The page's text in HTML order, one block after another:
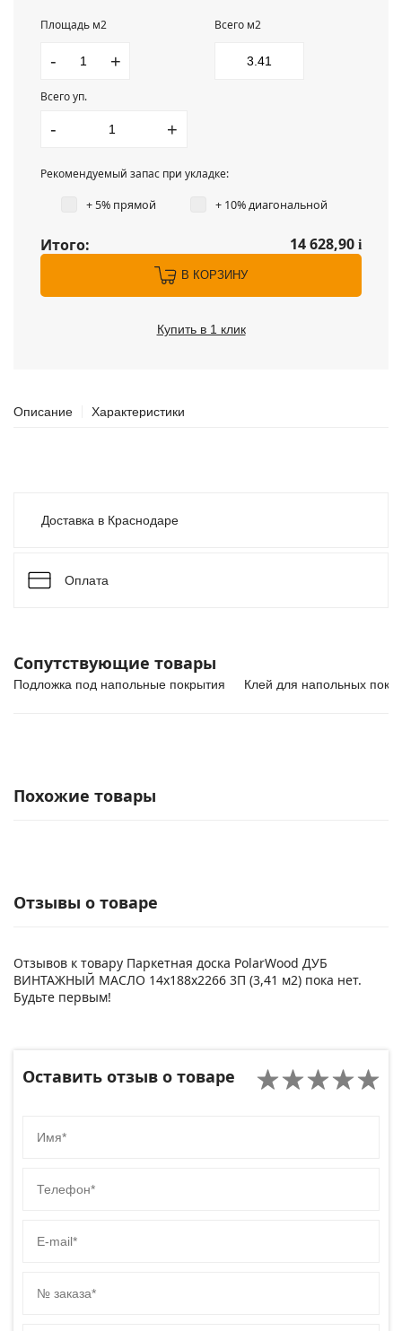
Площадь м2
- +
Всего м2
Всего уп.
- +
Рекомендуемый запас при укладке:
+ 5% прямой + 10% диагональной
Итого: 14 628,90 i
В КОРЗИНУ
Купить в 1 клик
Описание Характеристики
Доставка в Краснодаре
Оплата
Сопутствующие товары
Подложка под напольные покрытия Клей для напольных
Похожие товары
Отзывы о товаре
Отзывов к товару Паркетная доска PolarWood ДУБ
ВИНТАЖНЫЙ МАСЛО 14x188x2266 3П (3,41 м2) пока нет.
Будьте первым!
Оставить отзыв о товаре